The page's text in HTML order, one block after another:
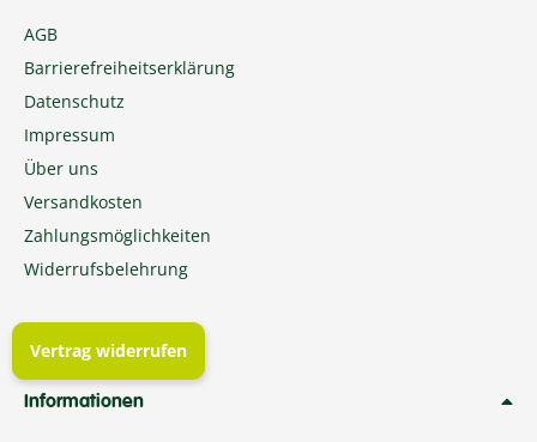
AGB
Barrierefreiheitserklärung
Datenschutz
Impressum
Über uns
Versandkosten
Zahlungsmöglichkeiten
Widerrufsbelehrung
Vertrag widerrufen
Informationen